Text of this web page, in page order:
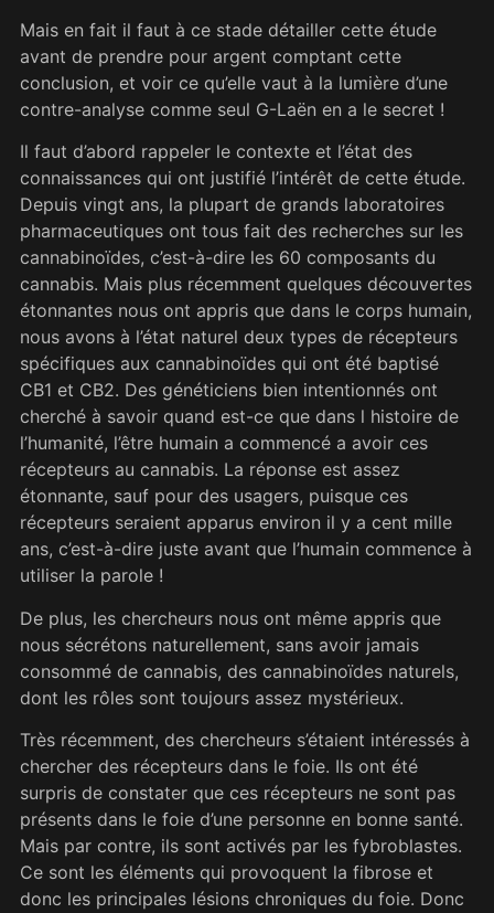
Mais en fait il faut à ce stade détailler cette étude
avant de prendre pour argent comptant cette
conclusion, et voir ce qu’elle vaut à la lumière d’une
contre-analyse comme seul G-Laën en a le secret !
Il faut d’abord rappeler le contexte et l’état des
connaissances qui ont justifié l’intérêt de cette étude.
Depuis vingt ans, la plupart de grands laboratoires
pharmaceutiques ont tous fait des recherches sur les
cannabinoïdes, c’est-à-dire les 60 composants du
cannabis. Mais plus récemment quelques découvertes
étonnantes nous ont appris que dans le corps humain,
nous avons à l’état naturel deux types de récepteurs
spécifiques aux cannabinoïdes qui ont été baptisé
CB1 et CB2. Des généticiens bien intentionnés ont
cherché à savoir quand est-ce que dans l histoire de
l’humanité, l’être humain a commencé a avoir ces
récepteurs au cannabis. La réponse est assez
étonnante, sauf pour des usagers, puisque ces
récepteurs seraient apparus environ il y a cent mille
ans, c’est-à-dire juste avant que l’humain commence à
utiliser la parole !
De plus, les chercheurs nous ont même appris que
nous sécrétons naturellement, sans avoir jamais
consommé de cannabis, des cannabinoïdes naturels,
dont les rôles sont toujours assez mystérieux.
Très récemment, des chercheurs s’étaient intéressés à
chercher des récepteurs dans le foie. Ils ont été
surpris de constater que ces récepteurs ne sont pas
présents dans le foie d’une personne en bonne santé.
Mais par contre, ils sont activés par les fybroblastes.
Ce sont les éléments qui provoquent la fibrose et
donc les principales lésions chroniques du foie. Donc